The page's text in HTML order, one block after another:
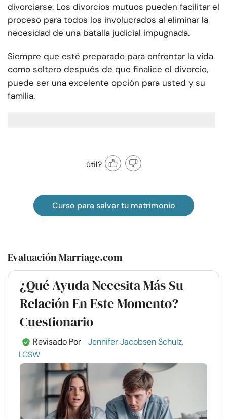
divorciarse. Los divorcios mutuos pueden facilitar el
proceso para todos los involucrados al eliminar la
necesidad de una batalla judicial impugnada.
Siempre que esté preparado para enfrentar la vida
como soltero después de que finalice el divorcio,
puede ser una excelente opción para usted y su
familia.
útil?
Curso para salvar tu matrimonio
Evaluación Marriage.com
¿Qué Ayuda Necesita Más Su
Relación En Este Momento?
Cuestionario
Revisado Por
Jennifer Jacobsen Schulz,
LCSW